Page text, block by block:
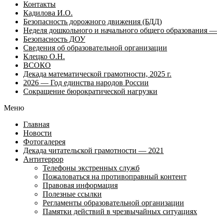
Контакты
Кадилова И.О.
Безопасность дорожного движения (БДД)
Неделя дошкольного и начального общего образования —
Безопасность ДОУ
Сведения об образовательной организации
Клецко О.Н.
ВСОКО
Декада математической грамотности, 2025 г.
2026 — Год единства народов России
Сокращение бюрократической нагрузки
Меню
Главная
Новости
Фотогалерея
Декада читательской грамотности — 2021
Антитеррор
Телефоны экстренных служб
Пожаловаться на противоправный контент
Правовая информация
Полезные ссылки
Регламенты образовательной организации
Памятки действий в чрезвычайных ситуациях